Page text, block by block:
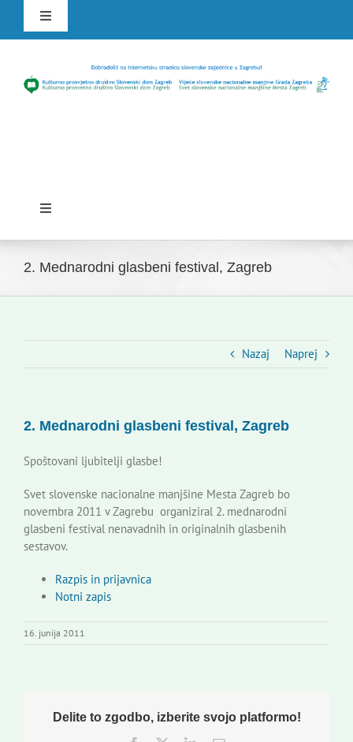
content
Toggle
Navigation
Toggle
Novice
Kontakti
Novi odmev – naše glasilo
2. Mednarodni glasbeni festival, Zagreb
Nazaj Naprej
2. Mednarodni glasbeni festival, Zagreb
Spoštovani ljubitelji glasbe!
Svet slovenske nacionalne manjšine Mesta Zagreb bo
novembra 2011 v Zagrebu organiziral 2. mednarodni
glasbeni festival nenavadnih in originalnih glasbenih
sestavov.
Razpis in prijavnica
Notni zapis
16. junija 2011
Delite to zgodbo, izberite svojo platformo!